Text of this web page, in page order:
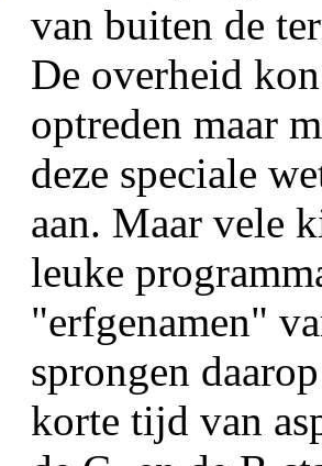
van buiten de
De overheid
optreden maar
deze speciale
aan. Maar vele
leuke
"erfgenamen"
sprongen
korte tijd van